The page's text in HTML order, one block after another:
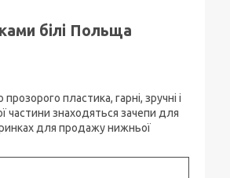
білі Польща
пластика, гарні, зручні і
частини знаходяться зачепи для
ринках для продажу нижньої